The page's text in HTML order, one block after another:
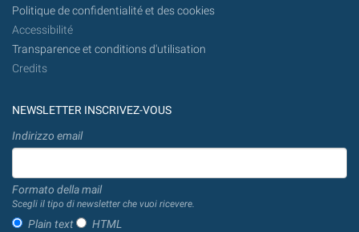
Politique de confidentialité et des cookies
Accessibilité
Transparence et conditions d'utilisation
Credits
NEWSLETTER INSCRIVEZ-VOUS
Indirizzo email
Formato della mail
Scegli il tipo di newsletter che vuoi ricevere.
Plain text HTML